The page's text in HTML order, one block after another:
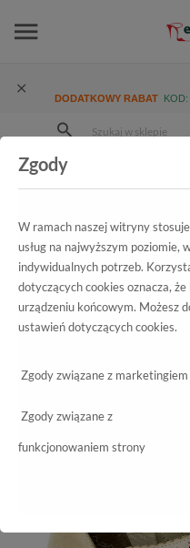
DODATKOWY RABAT KOD:
Damskie
Półbuty
40983-
Zgody
W ramach naszej witryny
usług na najwyższym poziomie,
indywidualnych potrzeb.
dotyczących cookies oznacza,
urządzeniu końcowym. Możesz
ustawień dotyczących cookies.
Zgody związane z marketingiem
Zgody związane z
funkcjonowaniem strony